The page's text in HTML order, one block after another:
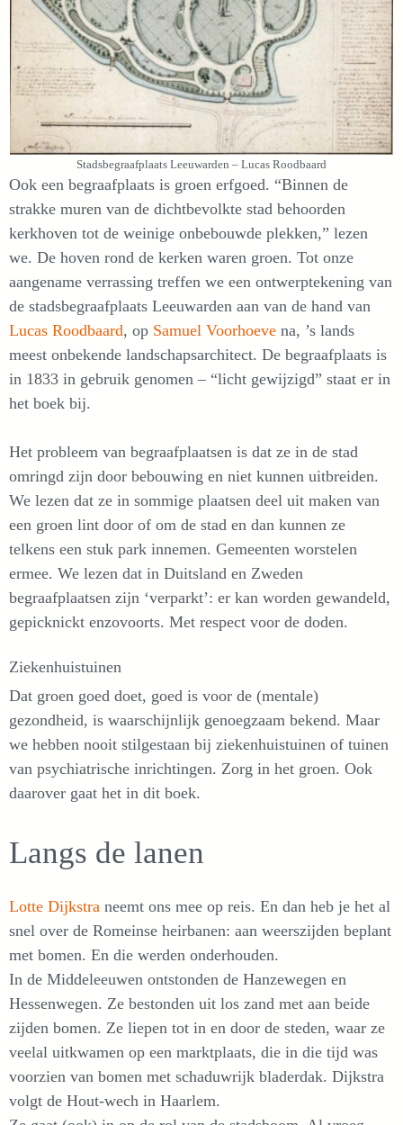
Stadsbegraafplaats Leeuwarden – Lucas Roodbaard
Ook een begraafplaats is groen erfgoed. “Binnen de
strakke muren van de dichtbevolkte stad behoorden
kerkhoven tot de weinige onbebouwde plekken,” lezen
we. De hoven rond de kerken waren groen. Tot onze
aangename verrassing treffen we een ontwerptekening van
de stadsbegraafplaats Leeuwarden aan van de hand van
Lucas Roodbaard, op Samuel Voorhoeve na, ’s lands
meest onbekende landschapsarchitect. De begraafplaats is
in 1833 in gebruik genomen – “licht gewijzigd” staat er in
het boek bij.
Het probleem van begraafplaatsen is dat ze in de stad
omringd zijn door bebouwing en niet kunnen uitbreiden.
We lezen dat ze in sommige plaatsen deel uit maken van
een groen lint door of om de stad en dan kunnen ze
telkens een stuk park innemen. Gemeenten worstelen
ermee. We lezen dat in Duitsland en Zweden
begraafplaatsen zijn ‘verparkt’: er kan worden gewandeld,
gepicknickt enzovoorts. Met respect voor de doden.
Ziekenhuistuinen
Dat groen goed doet, goed is voor de (mentale)
gezondheid, is waarschijnlijk genoegzaam bekend. Maar
we hebben nooit stilgestaan bij ziekenhuistuinen of tuinen
van psychiatrische inrichtingen. Zorg in het groen. Ook
daarover gaat het in dit boek.
Langs de lanen
Lotte Dijkstra neemt ons mee op reis. En dan heb je het al
snel over de Romeinse heirbanen: aan weerszijden beplant
met bomen. En die werden onderhouden.
In de Middeleeuwen ontstonden de Hanzewegen en
Hessenwegen. Ze bestonden uit los zand met aan beide
zijden bomen. Ze liepen tot in en door de steden, waar ze
veelal uitkwamen op een marktplaats, die in die tijd was
voorzien van bomen met schaduwrijk bladerdak. Dijkstra
volgt de Hout-wech in Haarlem.